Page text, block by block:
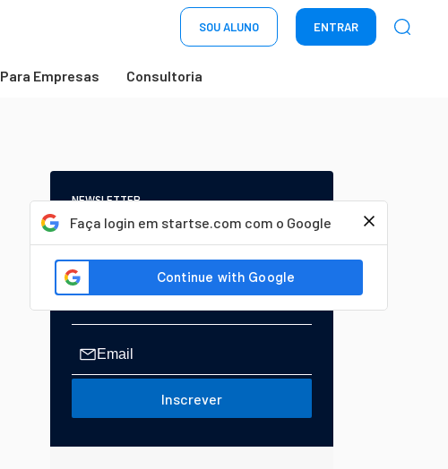
SOU ALUNO ENTRAR
Para Empresas Consultoria
Faça login em startse.com com o Google
NEWSLETTER
Start Seu dia:
A Newsletter do AGORA!
Inscrever